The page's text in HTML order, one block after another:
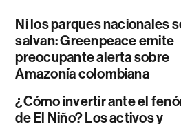
Ni los parques nacionales
salvan: Greenpeace emite
preocupante alerta sobre
Amazonía colombiana
¿Cómo invertir ante el
de El Niño? Los activos y